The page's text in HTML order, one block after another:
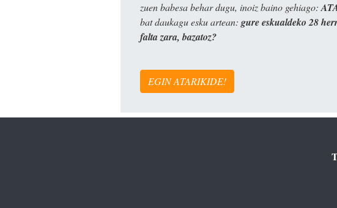
zuen babesa behar dugu, inoiz baino gehiago:
bat daukagu esku artean: gure eskualdeko 28
falta zara, bazatoz?
EGIN ATARIKIDE!